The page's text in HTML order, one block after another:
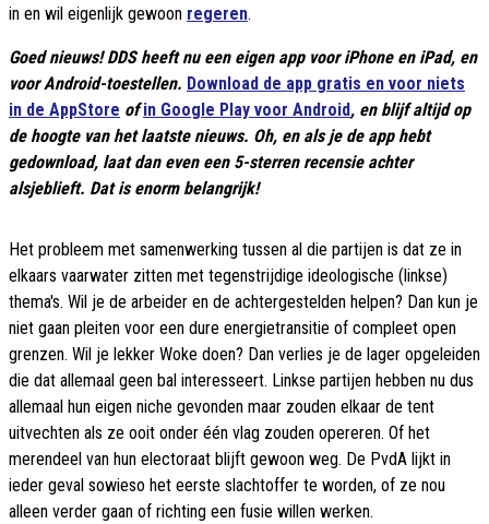
in en wil eigenlijk gewoon regeren.
Goed nieuws! DDS heeft nu een eigen app voor iPhone en iPad, en
voor Android-toestellen. Download de app gratis en voor niets
in de AppStore ofin Google Play voor Android, en blijf altijd op
de hoogte van het laatste nieuws. Oh, en als je de app hebt
gedownload, laat dan even een 5-sterren recensie achter
alsjeblieft. Dat is enorm belangrijk!
Het probleem met samenwerking tussen al die partijen is dat ze in
elkaars vaarwater zitten met tegenstrijdige ideologische (linkse)
thema's. Wil je de arbeider en de achtergestelden helpen? Dan kun je
niet gaan pleiten voor een dure energietransitie of compleet open
grenzen. Wil je lekker Woke doen? Dan verlies je de lager opgeleiden
die dat allemaal geen bal interesseert. Linkse partijen hebben nu dus
allemaal hun eigen niche gevonden maar zouden elkaar de tent
uitvechten als ze ooit onder één vlag zouden opereren. Of het
merendeel van hun electoraat blijft gewoon weg. De PvdA lijkt in
ieder geval sowieso het eerste slachtoffer te worden, of ze nou
alleen verder gaan of richting een fusie willen werken.